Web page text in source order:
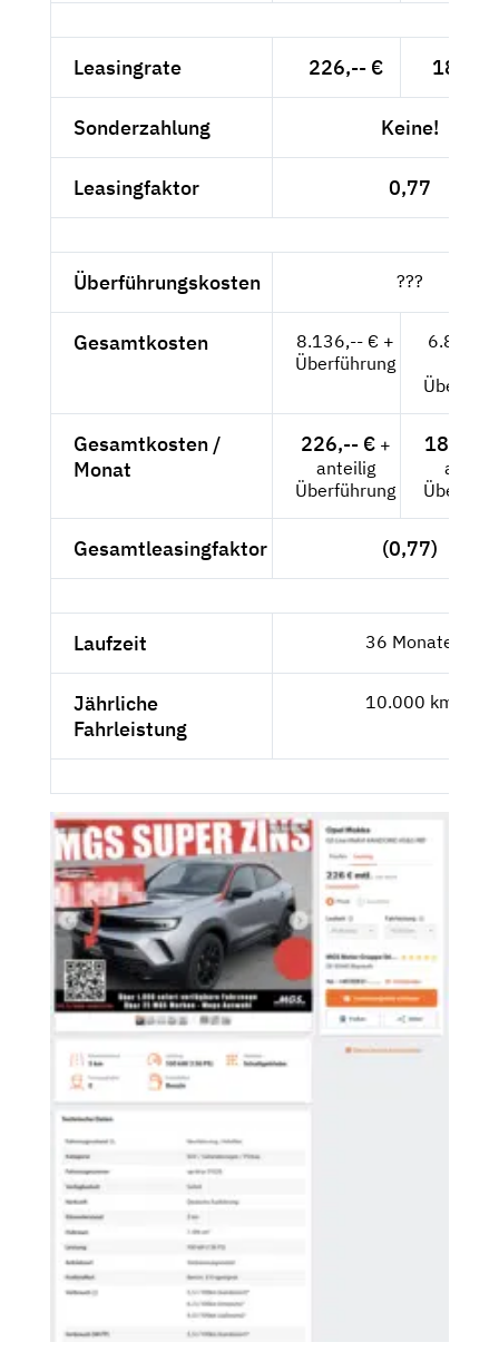
Leasingrate 226,-- €
Sonderzahlung Keine!
Leasingfaktor 0,77
Überführungskosten ???
Gesamtkosten
8.136,-- € +
Überführung
Gesamtkosten /
Monat
226,-- €+
anteilig
Überführung
189,92
Gesamtleasingfaktor (0,77)
Laufzeit 36 Monate
Jährliche
Fahrleistung
10.000 km